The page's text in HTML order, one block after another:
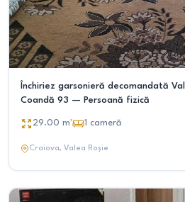
Închiriez garsonieră decomandată
Coandă 93 — Persoană fizică
29.00 m² 1 cameră
Craiova, Valea Roșie